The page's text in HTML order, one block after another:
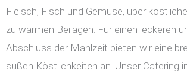
Fleisch, Fisch und Gemüse, über
zu warmen Beilagen. Für einen leckeren
Abschluss der Mahlzeit bieten wir eine
süßen Köstlichkeiten an. Unser Catering